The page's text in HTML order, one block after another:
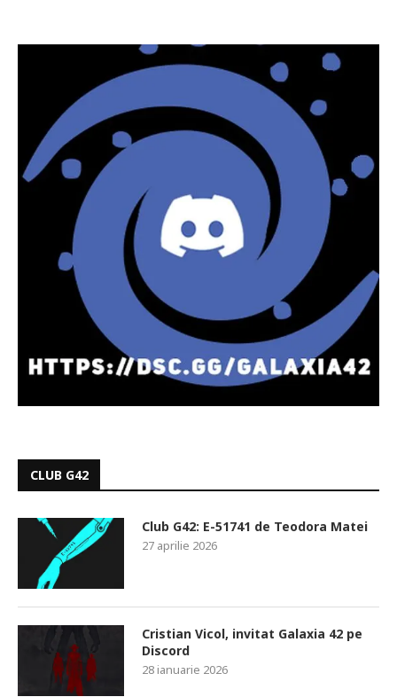
CLUB G42
Club G42: E-51741 de Teodora Matei
27 aprilie 2026
Cristian Vicol, invitat Galaxia 42 pe
Discord
28 ianuarie 2026